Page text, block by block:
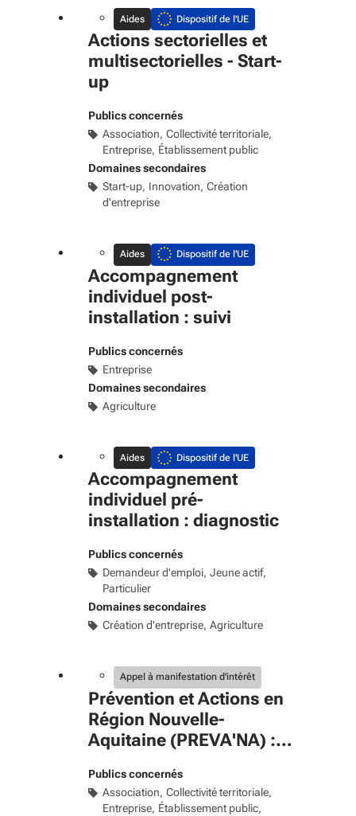
Aides Dispositif de l'UE
Actions sectorielles et
multisectorielles - Start-
up
Publics concernés
Association Collectivité territoriale
Entreprise Établissement public
Domaines secondaires
Start-up Innovation Création
d'entreprise
Aides Dispositif de l'UE
Accompagnement
individuel post-
installation : suivi
Publics concernés
Entreprise
Domaines secondaires
Agriculture
Aides Dispositif de l'UE
Accompagnement
individuel pré-
installation : diagnostic
Publics concernés
Demandeur d'emploi Jeune actif
Particulier
Domaines secondaires
Création d'entreprise Agriculture
Appel à manifestation d'intérêt
Prévention et Actions en
Région Nouvelle-
Aquitaine (PREVA'NA) :
Aquitaine un territoire de
bonne santé"
Publics concernés
Association Collectivité territoriale
Entreprise Établissement public